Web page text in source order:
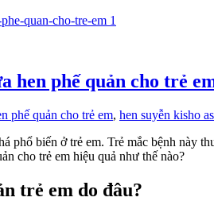
hen phế quản cho trẻ
phế quản cho trẻ em, hen suyễn kisho
phổ biến ở trẻ em. Trẻ mắc bệnh này
cho trẻ em hiệu quả như thế nào?
trẻ em do đâu?